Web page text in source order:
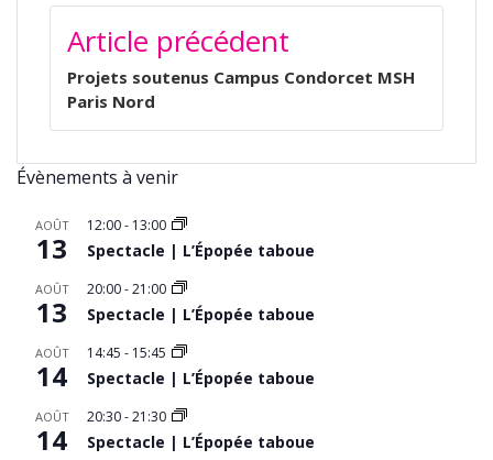
NAVIGATION
DE
L’ARTICLE
Article précédent
Projets soutenus Campus Condorcet MSH
Paris Nord
Évènements à venir
AOÛT
13
12:00- 13:00
Spectacle | L’Épopée taboue
AOÛT
13
20:00-21:00
Spectacle | L’Épopée taboue
AOÛT
14
14:45 - 15:45
Spectacle | L’Épopée taboue
AOÛT
14
20:30-21:30
Spectacle | L’Épopée taboue